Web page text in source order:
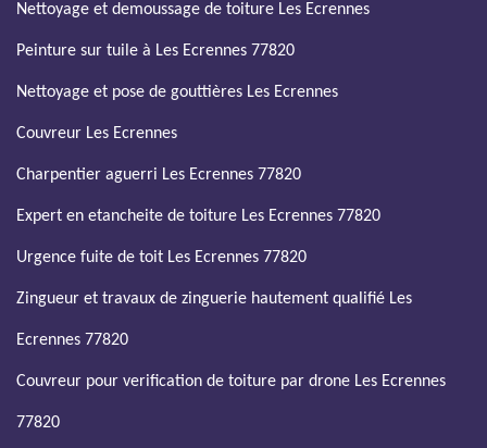
Nettoyage et demoussage de toiture Les Ecrennes
Peinture sur tuile à Les Ecrennes 77820
Nettoyage et pose de gouttières Les Ecrennes
Couvreur Les Ecrennes
Charpentier aguerri Les Ecrennes 77820
Expert en etancheite de toiture Les Ecrennes 77820
Urgence fuite de toit Les Ecrennes 77820
Zingueur et travaux de zinguerie hautement qualifié Les
Ecrennes 77820
Couvreur pour verification de toiture par drone Les Ecrennes
77820